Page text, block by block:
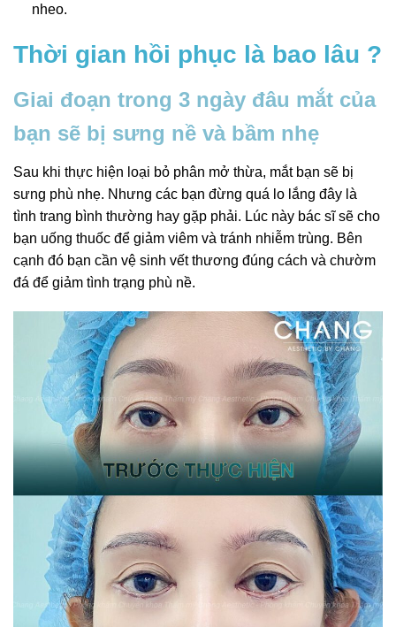
nheo.
Thời gian hồi phục là bao lâu ?
Giai đoạn trong 3 ngày đâu mắt của
bạn sẽ bị sưng nề và bầm nhẹ
Sau khi thực hiện loại bỏ phân mở thừa, mắt bạn sẽ bị
sưng phù nhẹ. Nhưng các bạn đừng quá lo lắng đây là
tình trang bình thường hay gặp phải. Lúc này bác sĩ sẽ cho
bạn uống thuốc để giảm viêm và tránh nhiễm trùng. Bên
cạnh đó bạn cần vệ sinh vết thương đúng cách và chườm
đá để giảm tình trạng phù nề.